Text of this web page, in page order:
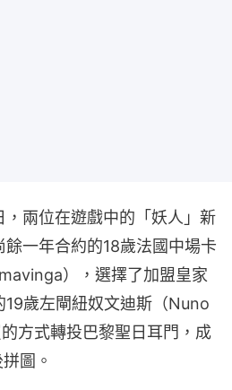
兩位在遊戲中的「妖人」新
一年合約的18歲法國中場卡
），選擇了加盟皇家
19歲左閘紐奴文迪斯（Nuno
方式轉投巴黎聖日耳門，成
圖。